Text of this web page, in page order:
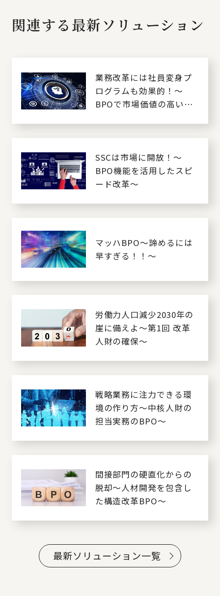
関連する最新ソリューション
業務改革には社員変身プ
ログラムも効果的！～
BPOで市場価値の高い人
SSCは市場に開放！～
BPO機能を活用したスピ
ード改革～
マッハBPO～諦めるには
早すぎる！！～
労働力人口減少2030年の
崖に備えよ～第1回 改革
人財の確保～
戦略業務に注力できる環
境の作り方～中核人財の
担当実務のBPO～
間接部門の硬直化からの
脱却～人材開発を包含し
た構造改革BPO～
最新ソリューション一覧